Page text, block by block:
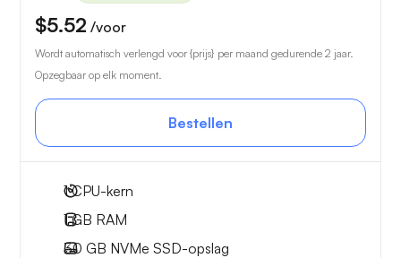
$5.52 /voor
Wordt automatisch verlengd voor {prijs} per maand gedurende 2 jaar.
Opzegbaar op elk moment.
Bestellen
1CPU-kern
1 GB RAM
30 GB NVMe SSD-opslag